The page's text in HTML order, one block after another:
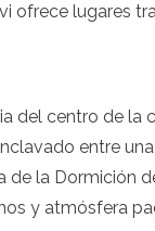
ofrece lugares
del centro de la
entre
de la Dormición
y atmósfera